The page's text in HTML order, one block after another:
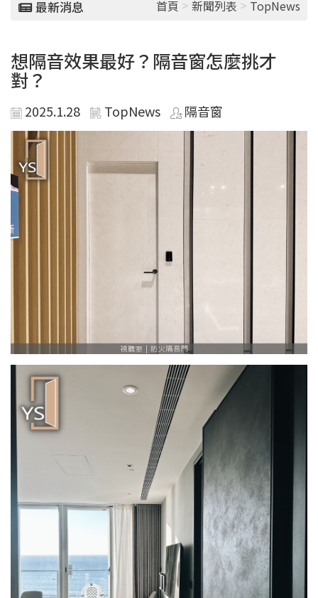
最新消息 首頁 > 新聞列表 > TopNews
想隔音效果最好？隔音窗怎麼挑才
對？
2025.1.28 TopNews 隔音窗